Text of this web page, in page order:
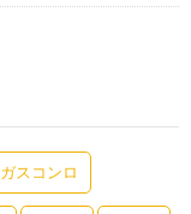
ガスコンロ